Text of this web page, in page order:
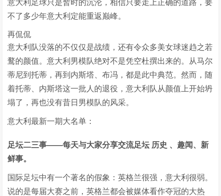
意大利足球只是暂时的沉沦，相信只要走上正确的道路，要
不了多少年意大利定能重返巅峰。
再侃侃
意大利队没落的不仅仅是战绩，还有令众多美女球迷趋之若
鹜的颜值。意大利男模队绝对不是凭空杜撰出来的。从马尔
蒂尼到托蒂，再到内斯塔、布冯，都是此中典范。然而，随
着托蒂、内斯塔这一批人的退役，意大利队从颜值上开始坍
塌了，再也没有昔日男模队的风采。
意大利最新一期大名单：
足坛二三事——每天与大家分享交流足坛 历史 、趣闻、新
鲜事。
国际足坛中有一个著名的假象：英格兰很强，意大利很弱。
说的是每届大赛之前，英格兰都会被媒体看作夺冠的大热